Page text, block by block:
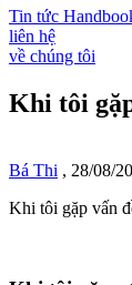
Tin tức
liên hệ
về chúng tôi
Khi tôi
Bá Thi , 28/08/
Khi tôi gặp vấn